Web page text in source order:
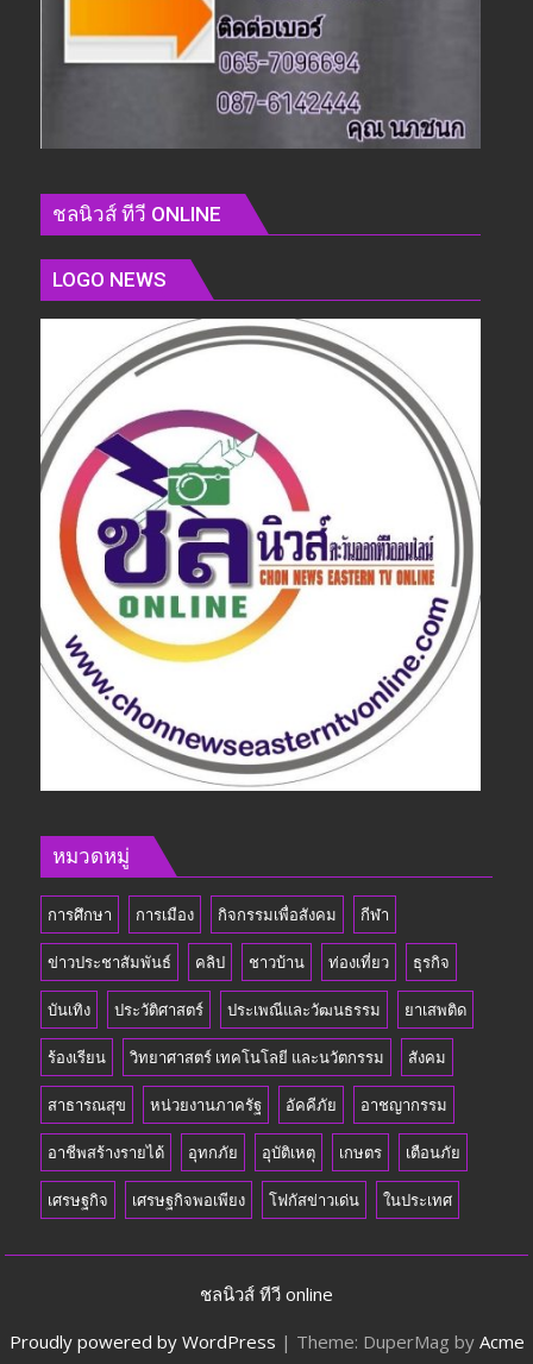
ชลนิวส์ ทีวี ONLINE
LOGO NEWS
หมวดหมู่
การศึกษา การเมือง กิจกรรมเพื่อสังคม กีฬา
ข่าวประชาสัมพันธ์ คลิป ชาวบ้าน ท่องเที่ยว ธุรกิจ
บันเทิง ประวัติศาสตร์ ประเพณีและวัฒนธรรม ยาเสพติด
ร้องเรียน วิทยาศาสตร์ เทคโนโลยี และนวัตกรรม สังคม
สาธารณสุข หน่วยงานภาครัฐ อัคคีภัย อาชญากรรม
อาชีพสร้างรายได้ อุทกภัย อุบัติเหตุ เกษตร เตือนภัย
เศรษฐกิจ เศรษฐกิจพอเพียง โฟกัสข่าวเด่น ในประเทศ
ชลนิวส์ ทีวี online
Proudly powered by WordPress | Theme: DuperMag by Acme